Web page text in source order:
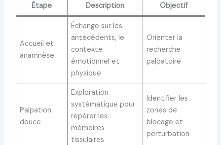
Étape Description Objectif
Accueil et
anamnèse
Échange sur les
antécédents, le
contexte
émotionnel et
physique
Orienter la
recherche
palpatoire
Palpation
douce
Exploration
systématique pour
repérer les
mémoires
tissulaires
Identifier les
zones de
blocage et
perturbation